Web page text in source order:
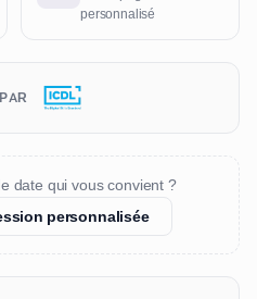
personnalisé
date qui vous convient ?
personnalisée